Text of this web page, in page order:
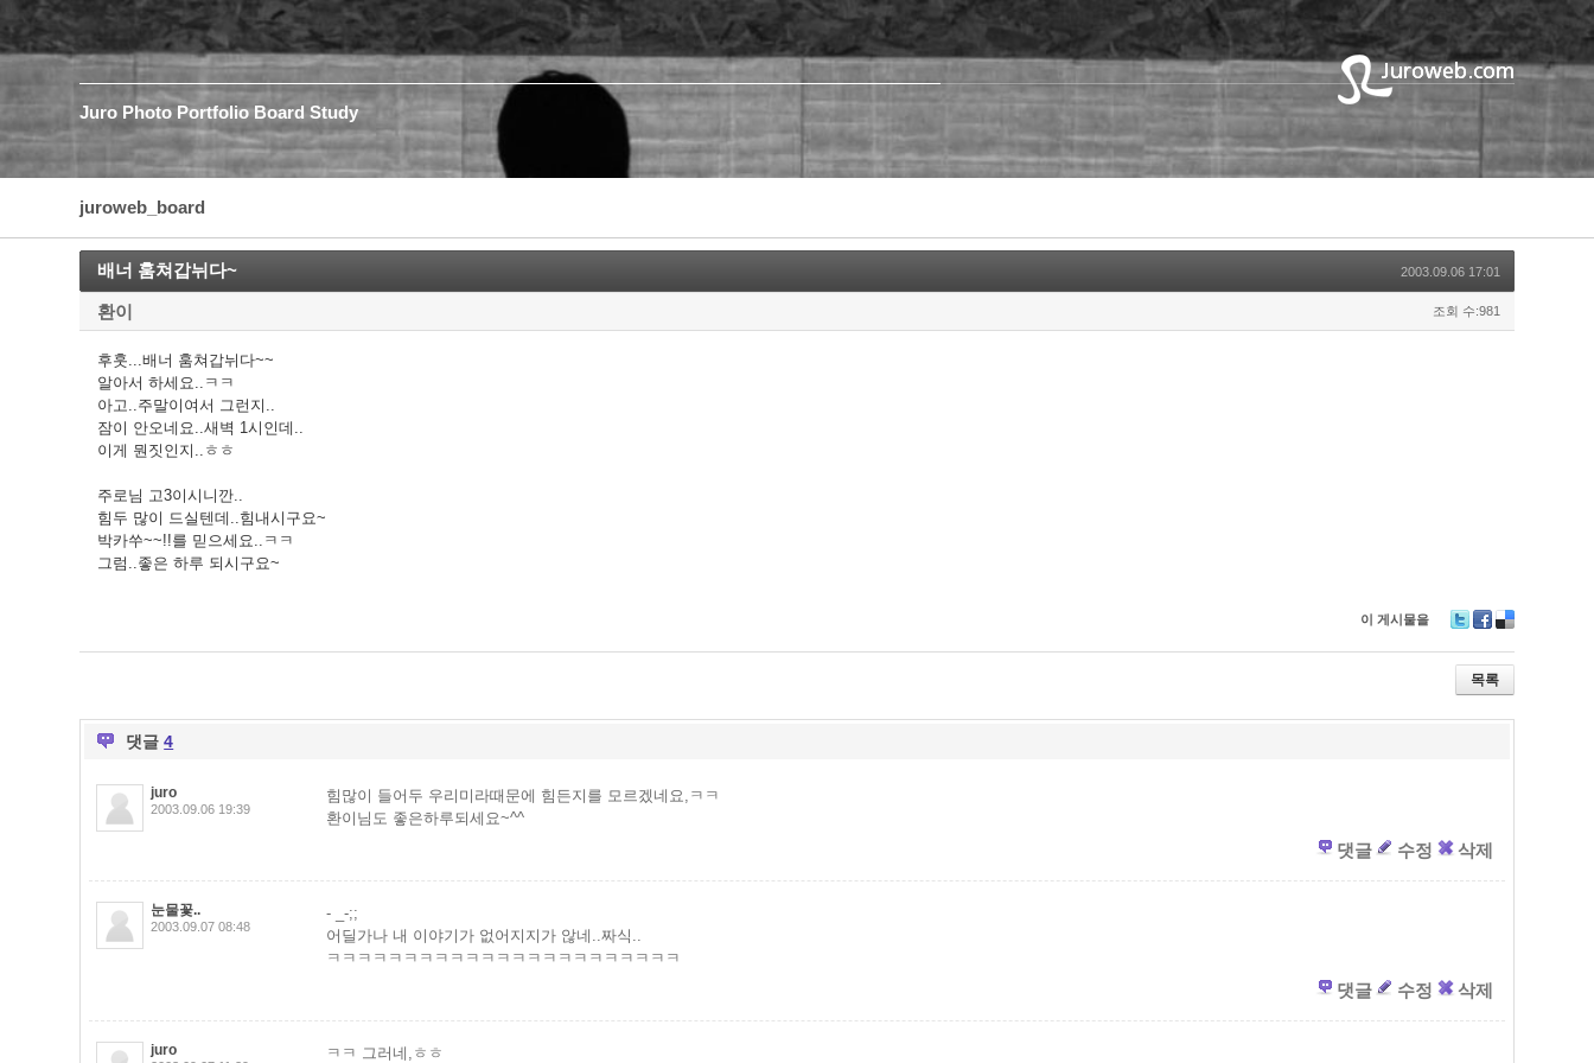
Juro Photo Portfolio Board Study
juroweb_board
배너 훔쳐갑뉘다~ 2003.09.06 17:01
환이 조회 수:981
후훗...배너 훔쳐갑뉘다~~
알아서 하세요..ㅋㅋ
아고..주말이여서 그런지..
잠이 안오네요..새벽 1시인데..
이게 뭔짓인지..ㅎㅎ
주로님 고3이시니깐..
힘두 많이 드실텐데..힘내시구요~
박카쑤~~!!를 믿으세요..ㅋㅋ
그럼..좋은 하루 되시구요~
이 게시물을
wi
er
ac
e
b
eli
ci
o
목록
댓글4
juro
2003.09.06 19:39
힘많이 들어두 우리미라때문에 힘든지를 모르겠네요,ㅋㅋ
환이님도 좋은하루되세요~^^
댓글 수정 삭제
눈물꽃..
2003.09.07 08:48
- _-;;
어딜가나 내 이야기가 없어지지가 않네..짜식..
ㅋㅋㅋㅋㅋㅋㅋㅋㅋㅋㅋㅋㅋㅋㅋㅋㅋㅋㅋㅋㅋㅋㅋ
댓글 수정 삭제
juro ㅋㅋ 그러네,ㅎㅎ